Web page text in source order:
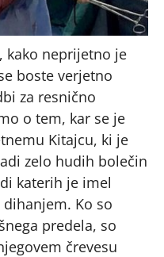
kako neprijetno je
boste verjetno
za resnično
o tem, kar se je
Kitajcu, ki je
zelo hudih bolečin
katerih je imel
Ko so
predela, so
črevesu